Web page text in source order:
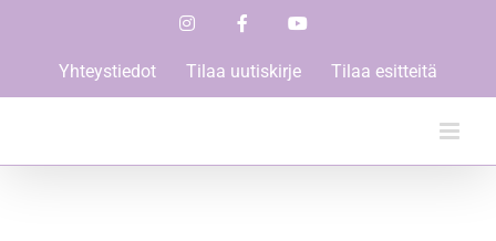
InstagramFacebook
Yhteystiedot Tilaa uutiskirje Tilaa esitteitä